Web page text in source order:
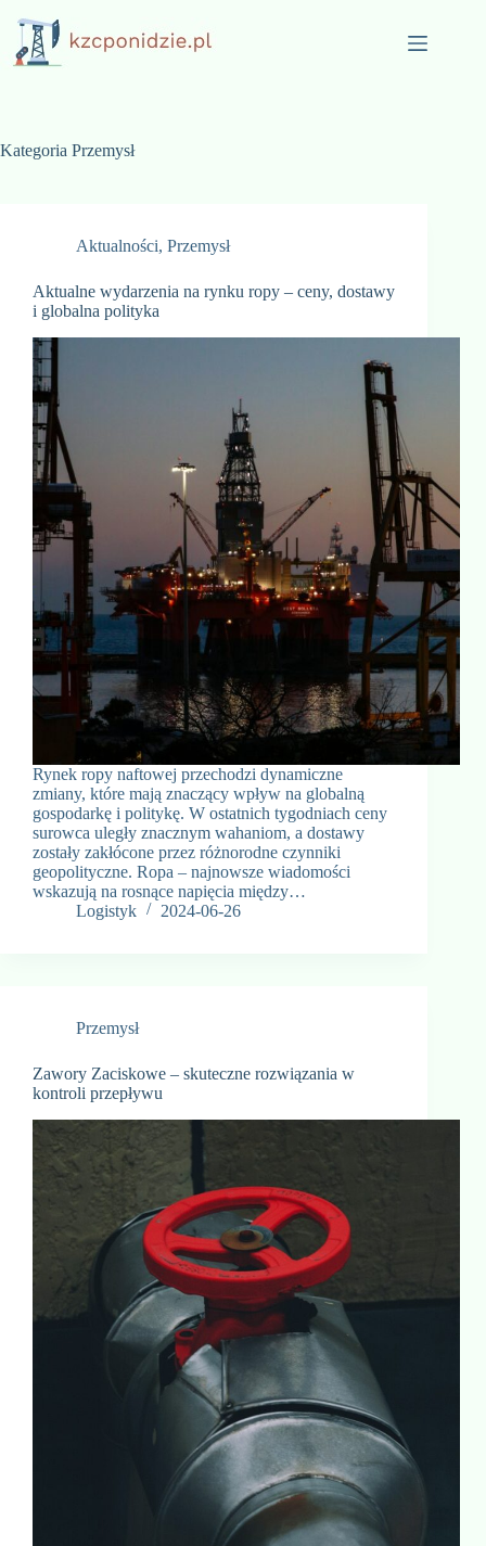
treści
Kategoria Przemysł
Aktualności, Przemysł
Aktualne wydarzenia na rynku ropy – ceny, dostawy
i globalna polityka
Rynek ropy naftowej przechodzi dynamiczne
zmiany, które mają znaczący wpływ na globalną
gospodarkę i politykę. W ostatnich tygodniach ceny
surowca uległy znacznym wahaniom, a dostawy
zostały zakłócone przez różnorodne czynniki
geopolityczne. Ropa – najnowsze wiadomości
wskazują na rosnące napięcia między…
Logistyk
2024-06-26
Przemysł
Zawory Zaciskowe – skuteczne rozwiązania w
kontroli przepływu